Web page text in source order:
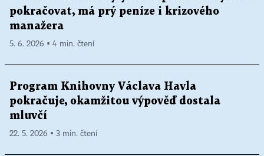
pokračovat, má prý peníze i krizového
manažera
5. 6. 2026 ▪ 4 min. čtení
Program Knihovny Václava Havla
pokračuje, okamžitou výpověď dostala
mluvčí
22. 5. 2026 ▪ 3 min. čtení